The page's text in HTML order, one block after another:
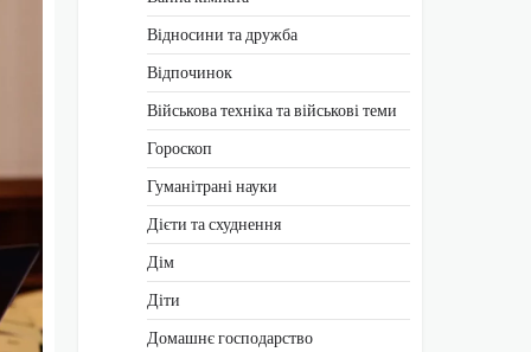
Відносини та дружба
Відпочинок
Військова техніка та військові теми
Гороскоп
Гуманітрані науки
Дієти та схуднення
Дім
Діти
Домашнє господарство